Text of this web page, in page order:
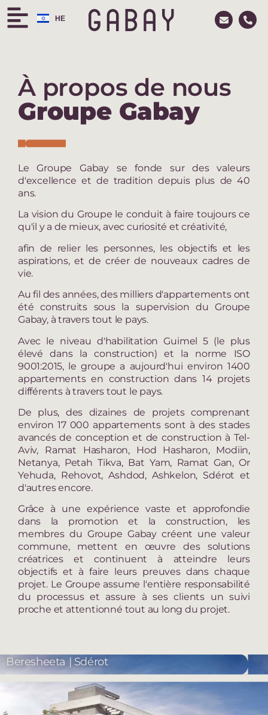
HE
RU
À propos de nous
Groupe Gabay
Le Groupe Gabay se fonde sur des valeurs
d'excellence et de tradition depuis plus de 40
ans.
La vision du Groupe le conduit à faire toujours ce
qu'il y a de mieux, avec curiosité et créativité,
afin de relier les personnes, les objectifs et les
aspirations, et de créer de nouveaux cadres de
vie.
Au fil des années, des milliers d'appartements ont
été construits sous la supervision du Groupe
Gabay, à travers tout le pays.
Avec le niveau d'habilitation Guimel 5 (le plus
élevé dans la construction) et la norme ISO
9001:2015, le groupe a aujourd'hui environ 1400
appartements en construction dans 14 projets
différents à travers tout le pays.
De plus, des dizaines de projets comprenant
environ 17 000 appartements sont à des stades
avancés de conception et de construction à Tel-
Aviv, Ramat Hasharon, Hod Hasharon, Modiin,
Netanya, Petah Tikva, Bat Yam, Ramat Gan, Or
Yehuda, Rehovot, Ashdod, Ashkelon, Sdérot et
d'autres encore.
Grâce à une expérience vaste et approfondie
dans la promotion et la construction, les
membres du Groupe Gabay créent une valeur
commune, mettent en œuvre des solutions
créatrices et continuent à atteindre leurs
objectifs et à faire leurs preuves dans chaque
projet. Le Groupe assume l'entière responsabilité
du processus et assure à ses clients un suivi
proche et attentionné tout au long du projet.
Quartier Hameyasedim, Hod Hasharon